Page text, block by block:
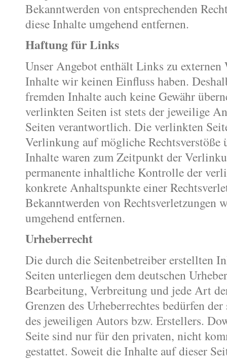
Bekanntwerden von entsprechenden
diese Inhalte umgehend entfernen.
Haftung für Links
Unser Angebot enthält Links zu
Inhalte wir keinen Einfluss haben.
fremden Inhalte auch keine Gewähr
verlinkten Seiten ist stets der jeweilige
Seiten verantwortlich. Die verlinkten
Verlinkung auf mögliche
Inhalte waren zum Zeitpunkt der
permanente inhaltliche Kontrolle der
konkrete Anhaltspunkte einer
Bekanntwerden von Rechtsverletzungen
umgehend entfernen.
Urheberrecht
Die durch die Seitenbetreiber erstellten
Seiten unterliegen dem deutschen
Bearbeitung, Verbreitung und jede Art
Grenzen des Urheberrechtes bedürfen
des jeweiligen Autors bzw. Erstellers.
Seite sind nur für den privaten, nicht
gestattet. Soweit die Inhalte auf dieser